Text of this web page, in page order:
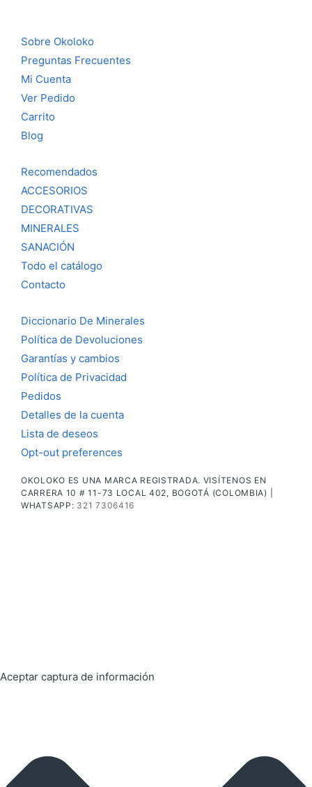
Sobre Okoloko
Preguntas Frecuentes
Mi Cuenta
Ver Pedido
Carrito
Blog
Recomendados
ACCESORIOS
DECORATIVAS
MINERALES
SANACIÓN
Todo el catálogo
Contacto
Diccionario De Minerales
Política de Devoluciones
Garantías y cambios
Política de Privacidad
Pedidos
Detalles de la cuenta
Lista de deseos
Opt-out preferences
OKOLOKO ES UNA MARCA REGISTRADA. VISÍTENOS EN
CARRERA 10 # 11-73 LOCAL 402, BOGOTÁ (COLOMBIA) |
WHATSAPP: 321 7306416
Aceptar captura de información